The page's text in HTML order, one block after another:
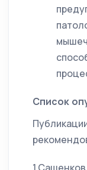
Список